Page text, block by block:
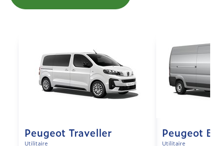
Peugeot Traveller
Utilitaire
Peugeot
Utilitaire